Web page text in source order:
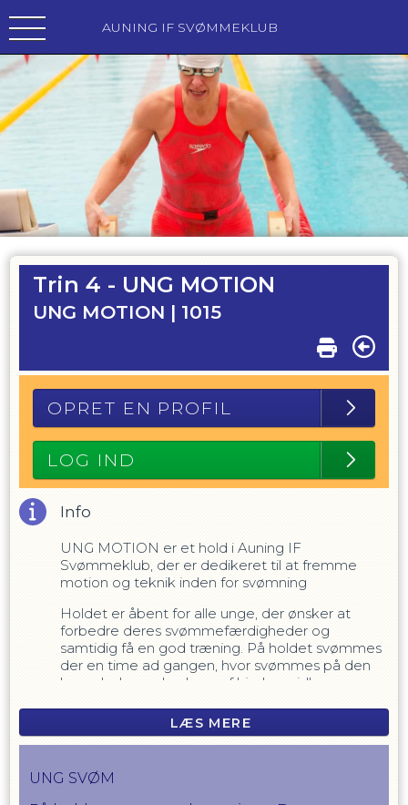
AUNING IF SVØMMEKLUB
Trin 4 - UNG MOTION
UNG MOTION | 1015
OPRET EN PROFIL
LOG IND
Info
UNG MOTION er et hold i Auning IF
Svømmeklub, der er dedikeret til at fremme
motion og teknik inden for svømning
Holdet er åbent for alle unge, der ønsker at
forbedre deres svømmefærdigheder og
samtidig få en god træning. På holdet svømmes
der en time ad gangen, hvor svømmes på den
lange led og uden brug af hjælpemidler.
Dette er med til at udfordre og styrke
svømmerne, samtidig med at de forbedrer deres
teknik. Der svømmes i alle stilarter, såsom crawl,
fokus på at forbedre teknikken i hver enkelt
stilart.
LÆS MERE
UNG SVØM